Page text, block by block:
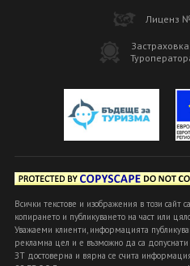
Лиценз
Всички текстове и изображения в този сайт
копирането и публикуването на част или
Уважаеми клиенти, информацията
рекламна цел и е възможно да са допуснати
ЗТ достоверна и вярна се счита